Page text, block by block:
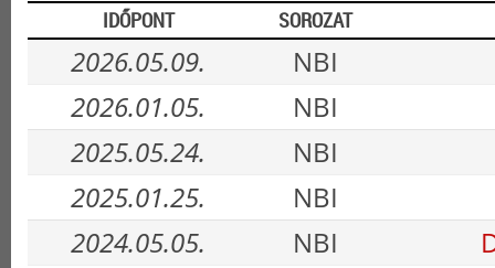
IDŐPONT SOROZAT
2026.05.09.
NBI
2026.01.05.
NBI
2025.05.24.
NBI
2025.01.25.
NBI
2024.05.05.
NBI